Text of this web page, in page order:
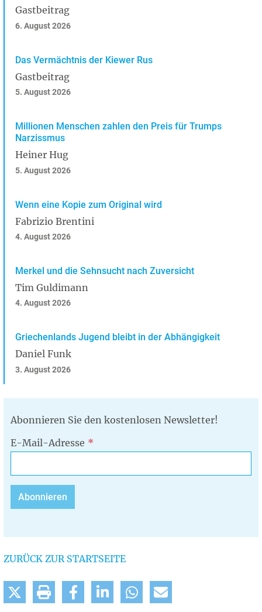
Gastbeitrag
6. August 2026
Das Vermächtnis der Kiewer Rus
Gastbeitrag
5. August 2026
Millionen Menschen zahlen den Preis für Trumps
Narzissmus
Heiner Hug
5. August 2026
Wenn eine Kopie zum Original wird
Fabrizio Brentini
4. August 2026
Merkel und die Sehnsucht nach Zuversicht
Tim Guldimann
4. August 2026
Griechenlands Jugend bleibt in der Abhängigkeit
Daniel Funk
3. August 2026
Abonnieren Sie den kostenlosen Newsletter!
E-Mail-Adresse
ZURÜCK ZUR STARTSEITE